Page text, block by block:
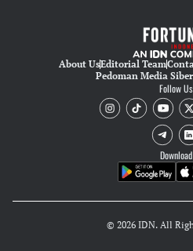
About UsEditorial Team
Pedoman Media Siber
Follow Us
Download
© 2026 IDN. All